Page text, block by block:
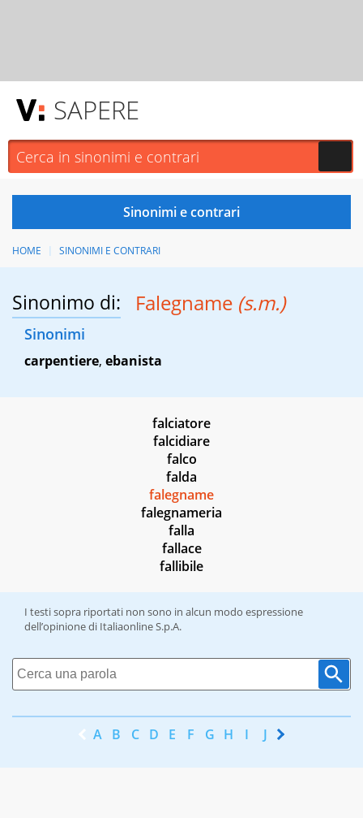
SAPERE
HOME SINONIMI E CONTRARI
Sinonimo di: Falegname (s.m.)
Sinonimi
carpentiere, ebanista
falciatore
falcidiare
falco
falda
falegname
falegnameria
falla
fallace
fallibile
I testi sopra riportati non sono in alcun modo espressione
dell’opinione di Italiaonline S.p.A.
A B C D E F G H I J K